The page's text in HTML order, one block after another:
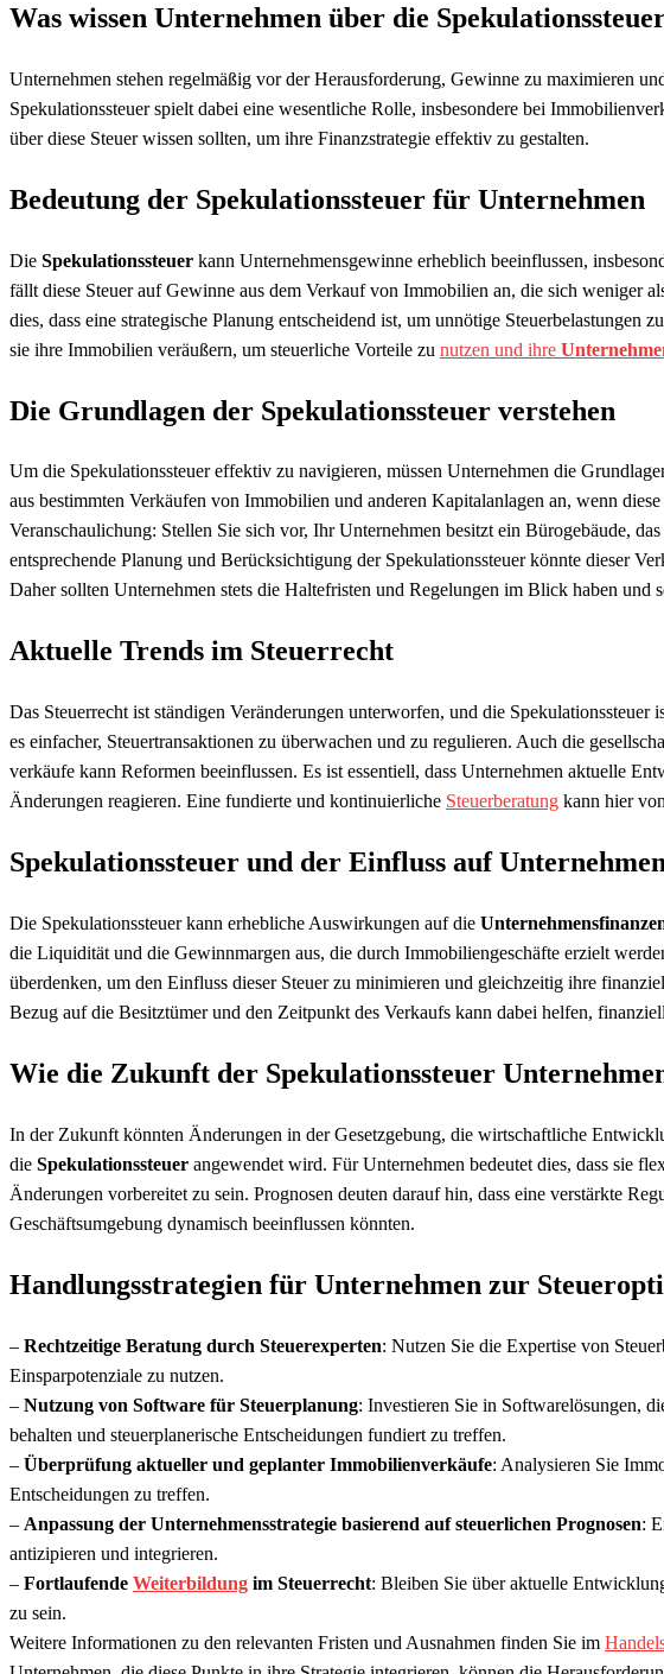
Was wissen Unternehmen über die
Unternehmen stehen regelmäßig vor der Herausforderung, Gewinne zu maximieren
Spekulationssteuer spielt dabei eine wesentliche Rolle, insbesondere bei
über diese Steuer wissen sollten, um ihre Finanzstrategie effektiv zu gestalten.
Bedeutung der Spekulationssteuer für Unternehmen
Die Spekulationssteuer kann Unternehmensgewinne erheblich beeinflussen,
fällt diese Steuer auf Gewinne aus dem Verkauf von Immobilien an, die sich weniger
dies, dass eine strategische Planung entscheidend ist, um unnötige Steuerbelastungen
sie ihre Immobilien veräußern, um steuerliche Vorteile zu nutzen und ihre
Die Grundlagen der Spekulationssteuer verstehen
Um die Spekulationssteuer effektiv zu navigieren, müssen Unternehmen die
aus bestimmten Verkäufen von Immobilien und anderen Kapitalanlagen an, wenn
Veranschaulichung: Stellen Sie sich vor, Ihr Unternehmen besitzt ein Bürogebäude,
entsprechende Planung und Berücksichtigung der Spekulationssteuer könnte dieser
Daher sollten Unternehmen stets die Haltefristen und Regelungen im Blick haben und
Aktuelle Trends im Steuerrecht
Das Steuerrecht ist ständigen Veränderungen unterworfen, und die Spekulationssteuer
es einfacher, Steuertransaktionen zu überwachen und zu regulieren. Auch die
verkäufe kann Reformen beeinflussen. Es ist essentiell, dass Unternehmen aktuelle
Änderungen reagieren. Eine fundierte und kontinuierliche Steuerberatung kann hier
Spekulationssteuer und der Einfluss auf
Die Spekulationssteuer kann erhebliche Auswirkungen auf die
die Liquidität und die Gewinnmargen aus, die durch Immobiliengeschäfte erzielt
überdenken, um den Einfluss dieser Steuer zu minimieren und gleichzeitig ihre
Bezug auf die Besitztümer und den Zeitpunkt des Verkaufs kann dabei helfen,
Wie die Zukunft der Spekulationssteuer
In der Zukunft könnten Änderungen in der Gesetzgebung, die wirtschaftliche
die Spekulationssteuer angewendet wird. Für Unternehmen bedeutet dies, dass sie
Änderungen vorbereitet zu sein. Prognosen deuten darauf hin, dass eine verstärkte
Geschäftsumgebung dynamisch beeinflussen könnten.
Handlungsstrategien für Unternehmen zur
– Rechtzeitige Beratung durch Steuerexperten: Nutzen Sie die Expertise von
Einsparpotenziale zu nutzen.
– Nutzung von Software für Steuerplanung: Investieren Sie in Softwarelösungen,
behalten und steuerplanerische Entscheidungen fundiert zu treffen.
– Überprüfung aktueller und geplanter Immobilienverkäufe: Analysieren Sie
Entscheidungen zu treffen.
– Anpassung der Unternehmensstrategie basierend auf steuerlichen Prognosen:
antizipieren und integrieren.
– Fortlaufende Weiterbildung im Steuerrecht: Bleiben Sie über aktuelle
zu sein.
Weitere Informationen zu den relevanten Fristen und Ausnahmen finden Sie im